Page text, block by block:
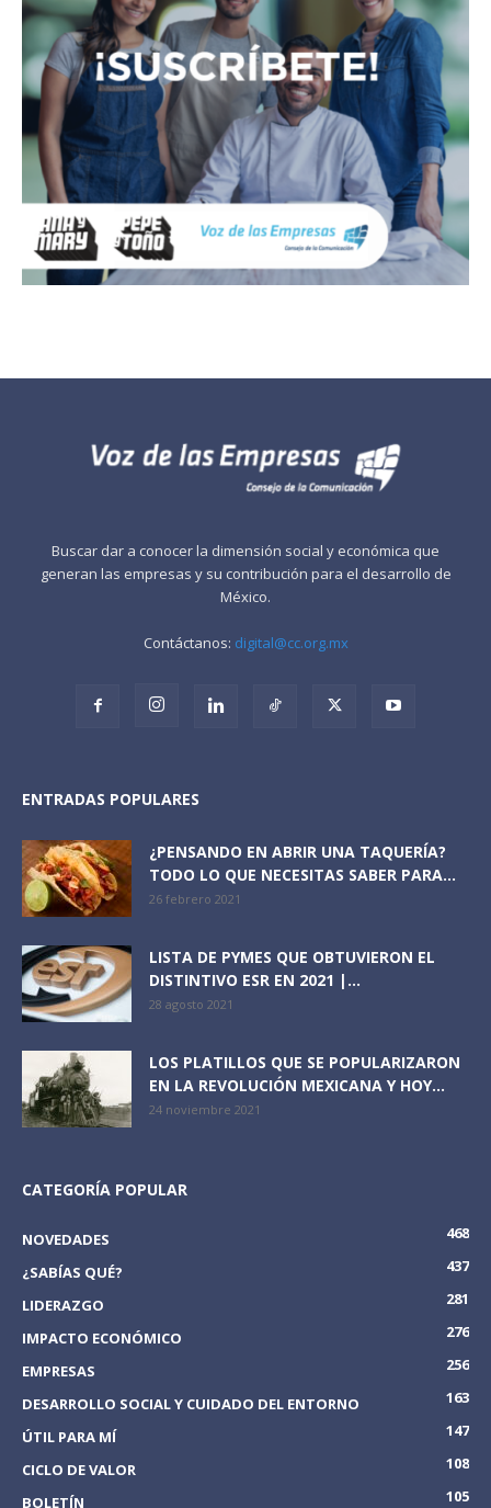
Buscar dar a conocer la dimensión social y económica que
generan las empresas y su contribución para el desarrollo de
México.
Contáctanos: digital@cc.org.mx
ENTRADAS POPULARES
¿PENSANDO EN ABRIR UNA TAQUERÍA?
TODO LO QUE NECESITAS SABER PARA...
26 febrero 2021
LISTA DE PYMES QUE OBTUVIERON EL
DISTINTIVO ESR EN 2021 |...
28 agosto 2021
LOS PLATILLOS QUE SE POPULARIZARON
EN LA REVOLUCIÓN MEXICANA Y HOY...
24 noviembre 2021
CATEGORÍA POPULAR
NOVEDADES
468
¿SABÍAS QUÉ?
437
LIDERAZGO
281
IMPACTO ECONÓMICO
276
EMPRESAS
256
DESARROLLO SOCIAL Y CUIDADO DEL ENTORNO
163
ÚTIL PARA MÍ
147
CICLO DE VALOR
108
BOLETÍN
105